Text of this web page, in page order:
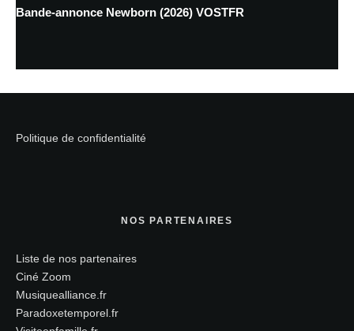
Bande-annonce Newborn (2026) VOSTFR
Politique de confidentialité
NOS PARTENAIRES
Liste de nos partenaires
Ciné Zoom
Musiquealliance.fr
Paradoxetemporel.fr